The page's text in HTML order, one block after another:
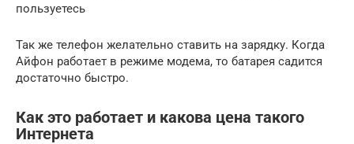
пользуетесь
Так же телефон желательно ставить на зарядку. Когда
Айфон работает в режиме модема, то батарея садится
достаточно быстро.
Как это работает и какова цена такого
Интернета